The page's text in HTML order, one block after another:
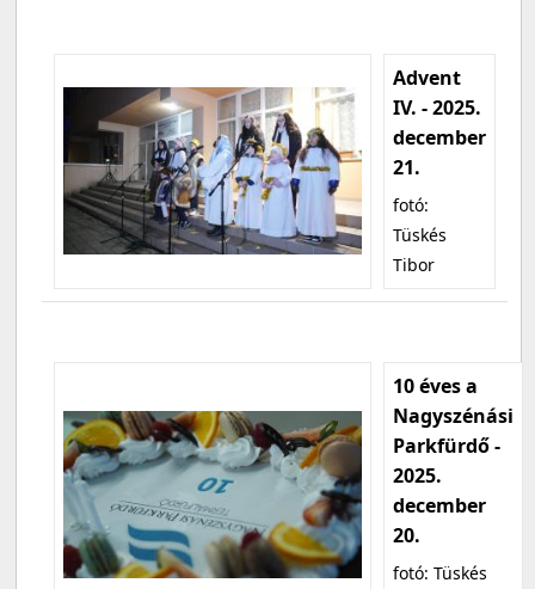
Advent
IV. - 2025.
december
21.
fotó:
Tüskés
Tibor
10 éves a
Nagyszénási
Parkfürdő -
2025.
december
20.
fotó: Tüskés